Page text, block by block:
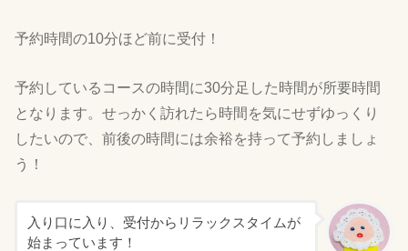
予約時間の10分ほど前に受付！
予約しているコースの時間に30分足した時間が所要時間
となります。せっかく訪れたら時間を気にせずゆっくり
したいので、前後の時間には余裕を持って予約しましょ
う！
入り口に入り、受付からリラックスタイムが
始まっています！